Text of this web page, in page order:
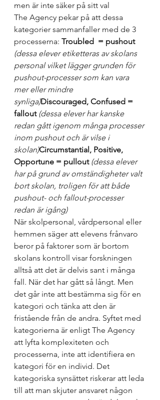
men är inte säker på sitt val
The Agency pekar på att dessa
kategorier sammanfaller med de 3
processerna: Troubled  = pushout
(dessa elever etiketteras av skolans
personal vilket lägger grunden för
pushout-processer som kan vara
mer eller mindre
synliga)Discouraged, Confused =
fallout (dessa elever har kanske
redan gått igenom många processer
inom pushout och är vilse i
skolan)Circumstantial, Positive,
Opportune = pullout (dessa elever
har på grund av omständigheter valt
bort skolan, troligen för att både
pushout- och fallout-processer
redan är igång)
När skolpersonal, vårdpersonal eller
hemmen säger att elevens frånvaro
beror på faktorer som är bortom
skolans kontroll visar forskningen
alltså att det är delvis sant i många
fall. När det har gått så långt. Men
det går inte att bestämma sig för en
kategori och tänka att den är
fristående från de andra. Syftet med
kategorierna är enligt The Agency
att lyfta komplexiteten och
processerna, inte att identifiera en
kategori för en individ. Det
kategoriska synsättet riskerar att leda
till att man skjuter ansvaret någon